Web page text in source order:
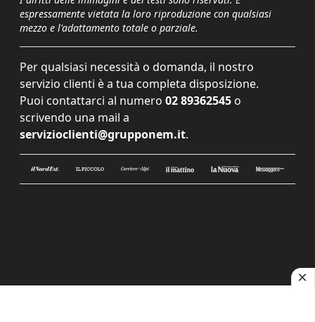
espressamente vietata la loro riproduzione con qualsiasi
mezzo e l'adattamento totale o parziale.
Per qualsiasi necessità o domanda, il nostro
servizio clienti è a tua completa disposizione.
Puoi contattarci al numero 02 89362545 o
scrivendo una mail a
servizioclienti@grupponem.it.